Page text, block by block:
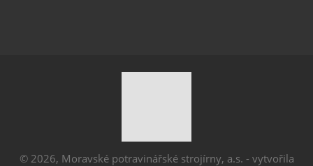
© 2026, Moravské potravinářské strojírny, a.s. - vytvořila